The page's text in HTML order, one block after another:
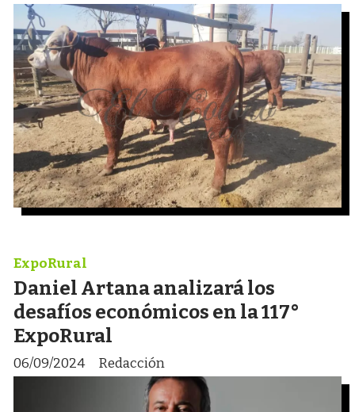
Daniel Artana analizará los
desafíos económicos en la 117°
ExpoRural
Redacción
ExpoRural
06/09/2024